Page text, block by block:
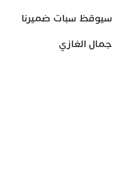
سيوقظ سبات ضميرنا
جمال الغازي